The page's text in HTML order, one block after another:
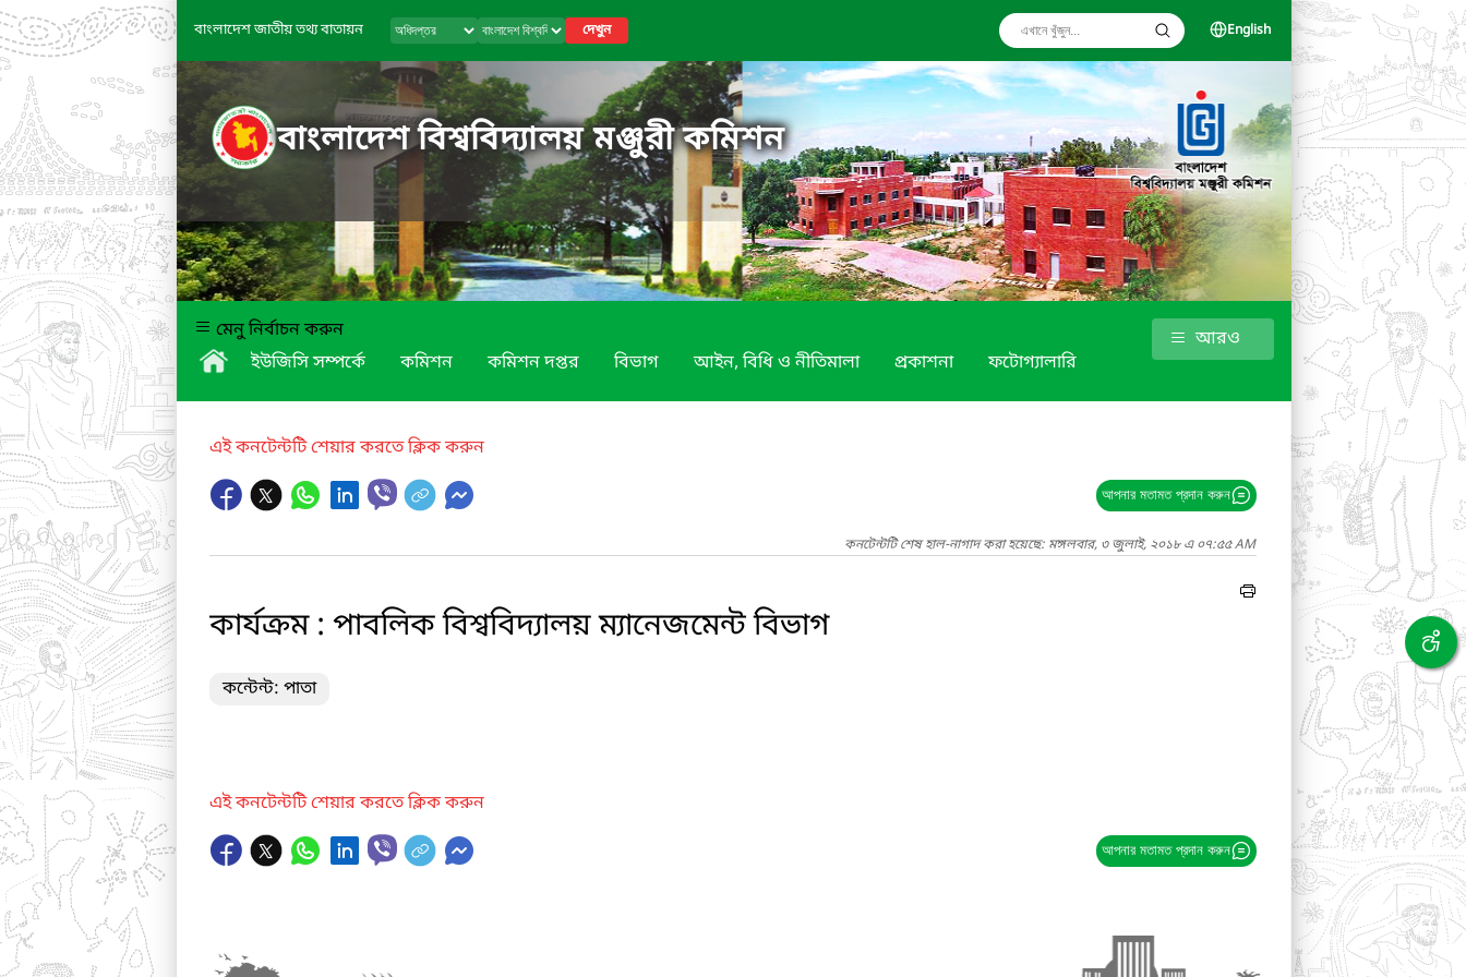
বাংলাদেশ জাতীয় তথ্য বাতায়ন দেখুন English
বাংলাদেশ বিশ্ববিদ্যালয় মঞ্জুরী কমিশন
মেনু নির্বাচন করুন
ইউজিসি সম্পর্কে
কমিশন কমিশন দপ্তর বিভাগ আইন, বিধি ও নীতিমালা প্রকাশনা ফটোগ্যালারি
আরও
এই কনটেন্টটি শেয়ার করতে ক্লিক করুন
আপনার মতামত প্রদান করুন
কনটেন্টটি শেষ হাল-নাগাদ করা হয়েছে: মঙ্গলবার, ৩ জুলাই, ২০১৮ এ ০৭:৫৫ AM
কার্যক্রম : পাবলিক বিশ্ববিদ্যালয় ম্যানেজমেন্ট বিভাগ
কন্টেন্ট: পাতা
এই কনটেন্টটি শেয়ার করতে ক্লিক করুন
আপনার মতামত প্রদান করুন